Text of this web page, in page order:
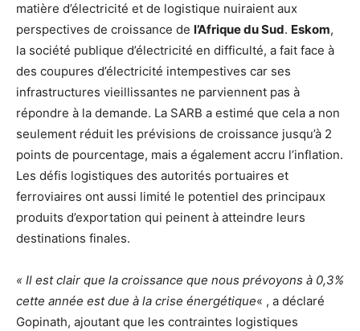
matière d’électricité et de logistique nuiraient aux
perspectives de croissance de l’Afrique du Sud. Eskom,
la société publique d’électricité en difficulté, a fait face à
des coupures d’électricité intempestives car ses
infrastructures vieillissantes ne parviennent pas à
répondre à la demande. La SARB a estimé que cela a non
seulement réduit les prévisions de croissance jusqu’à 2
points de pourcentage, mais a également accru l’inflation.
Les défis logistiques des autorités portuaires et
ferroviaires ont aussi limité le potentiel des principaux
produits d’exportation qui peinent à atteindre leurs
destinations finales.
« Il est clair que la croissance que nous prévoyons à 0,3%
cette année est due à la crise énergétique« , a déclaré
Gopinath, ajoutant que les contraintes logistiques